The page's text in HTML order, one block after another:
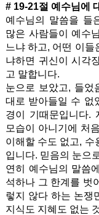
# 19-21절 예수님에
예수님의 말씀을 들
많은 사람들이 예수
느냐 하고, 어떤 이들
냐하면 귀신이 시각
고 말합니다.
눈으로 보았고, 들었
대로 받아들일 수 없
경이 기때문입니다.
모습이 아니기에 처
이해할 수도 없고, 수
입니다. 믿음의 눈으
연히 예수님의 말씀
석하나 그 한계를 벗
렇지 않다 하는 논쟁
지식도 지혜도 없는